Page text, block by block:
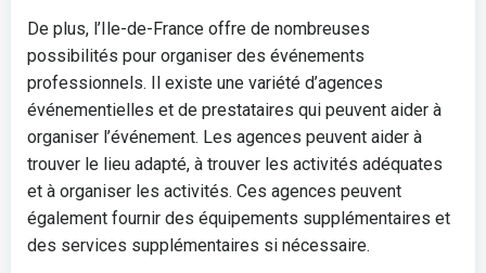
De plus, l’Ile-de-France offre de nombreuses
possibilités pour organiser des événements
professionnels. Il existe une variété d’agences
événementielles et de prestataires qui peuvent aider à
organiser l’événement. Les agences peuvent aider à
trouver le lieu adapté, à trouver les activités adéquates
et à organiser les activités. Ces agences peuvent
également fournir des équipements supplémentaires et
des services supplémentaires si nécessaire.